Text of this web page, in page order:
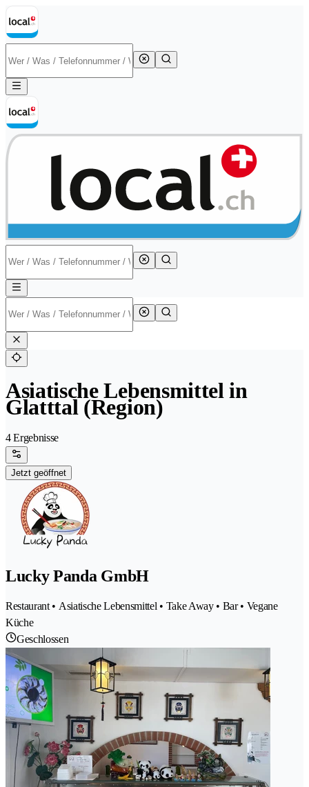
Asiatische Lebensmittel in
Glatttal (Region)
4 Ergebnisse
Jetzt geöffnet
Lucky Panda GmbH
Restaurant • Asiatische Lebensmittel • Take Away • Bar • Vegane
Küche
Geschlossen